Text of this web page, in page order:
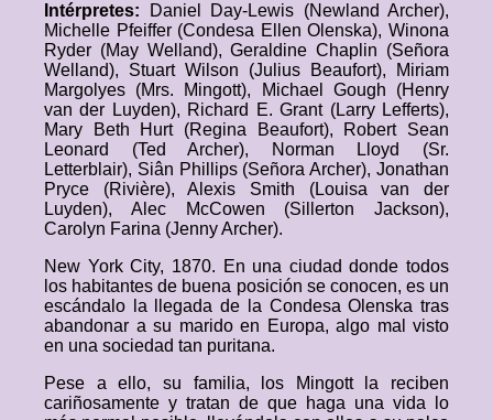
Intérpretes:
Daniel Day-Lewis (Newland Archer),
Michelle Pfeiffer (Condesa Ellen Olenska), Winona
Ryder (May Welland), Geraldine Chaplin (Señora
Welland), Stuart Wilson (Julius Beaufort), Miriam
Margolyes (Mrs. Mingott), Michael Gough (Henry
van der Luyden), Richard E. Grant (Larry Lefferts),
Mary Beth Hurt (Regina Beaufort), Robert Sean
Leonard (Ted Archer), Norman Lloyd (Sr.
Letterblair), Siân Phillips (Señora Archer), Jonathan
Pryce (Rivière), Alexis Smith (Louisa van der
Luyden), Alec McCowen (Sillerton Jackson),
Carolyn Farina (Jenny Archer).
New York City, 1870. En una ciudad donde todos
los habitantes de buena posición se conocen, es un
escándalo la llegada de la Condesa Olenska tras
abandonar a su marido en Europa, algo mal visto
en una sociedad tan puritana.
Pese a ello, su familia, los Mingott la reciben
cariñosamente y tratan de que haga una vida lo